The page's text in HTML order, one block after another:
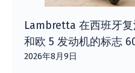
Lambretta 在西班牙复
和欧 5 发动机的标志
2026年8月9日